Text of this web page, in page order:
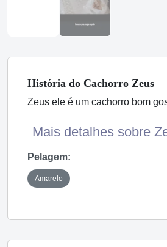
História do Cachorro Zeus
Zeus ele é um cachorro bom
Mais detalhes sobre
Pelagem:
Amarelo